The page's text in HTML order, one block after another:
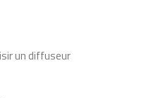
un diffuseur